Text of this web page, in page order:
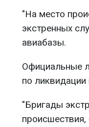
"На место
экстренных
авиабазы.
Официальные
по
"Бригады
происшествия,